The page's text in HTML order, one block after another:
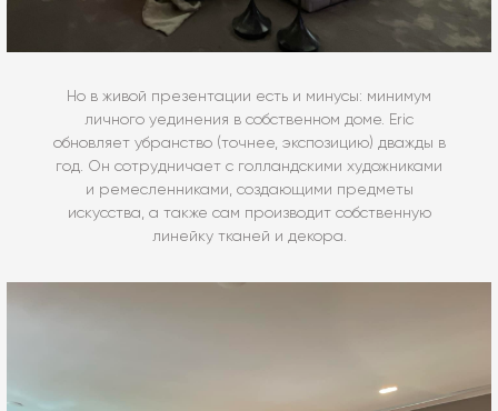
Но в живой презентации есть и минусы: минимум
личного уединения в собственном доме. Eric
обновляет убранство (точнее, экспозицию) дважды в
год. Он сотрудничает с голландскими художниками
и ремесленниками, создающими предметы
искусства, а также сам производит собственную
линейку тканей и декора.